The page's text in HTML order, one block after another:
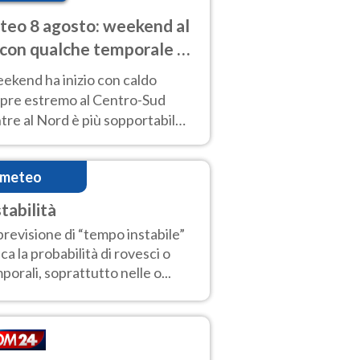
8 agosto: weekend al
qualche temporale e
estremo al Centro-Sud
ha inizio con caldo
estremo al Centro-Sud
al Nord è più sopportabile
domenica 9. Temporali di
sui rilievi.
di “tempo instabile”
la probabilità di rovesci o
soprattutto nelle o...